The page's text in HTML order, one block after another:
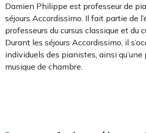
Damien Philippe est professeur de
séjours Accordissimo. Il fait partie de
professeurs du cursus classique et du
Durant les séjours Accordissimo, il
individuels des pianistes, ainsi qu’une
musique de chambre.